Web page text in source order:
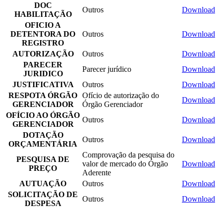
DOC
HABILITAÇÃO
Outros
Download
OFICIO A
DETENTORA DO
REGISTRO
Outros Download
AUTORIZAÇÃO Outros
Download
PARECER
JURIDICO
Parecer jurídico
Download
JUSTIFICATIVA
Outros
Download
RESPOTA ÓRGÃO
GERENCIADOR
Ofício de autorização do
Órgão Gerenciador
Download
OFÍCIO AO ÓRGÃO
GERENCIADOR
Outros
Download
DOTAÇÃO
ORÇAMENTÁRIA
Outros Download
PESQUISA DE
PREÇO
Comprovação da pesquisa do
valor de mercado do Órgão
Aderente
Download
AUTUAÇÃO Outros
Download
SOLICITAÇÃO DE
DESPESA
Outros
Download